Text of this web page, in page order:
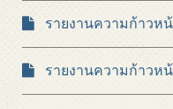
รายงานความก้าวห
รายงานความก้าวห